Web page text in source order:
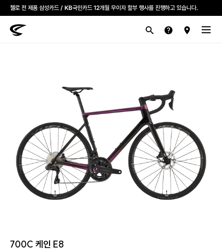
첼로 전 제품 삼성카드 / KB국민카드 12개월 무이자 할부 행사를 진행하고 있습니다.
700C 케인 E8